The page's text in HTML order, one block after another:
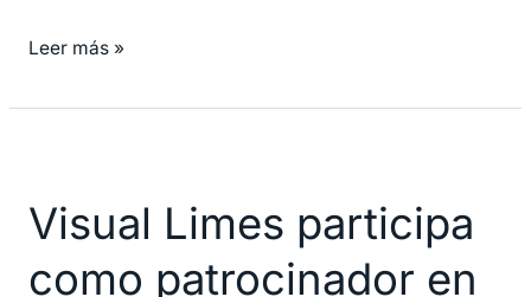
Leer más »
Visual Limes participa
como patrocinador en
participa
patrocinador